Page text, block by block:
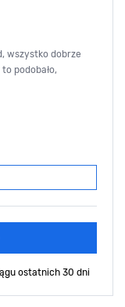
wszystko dobrze
podobało,
ostatnich 30 dni